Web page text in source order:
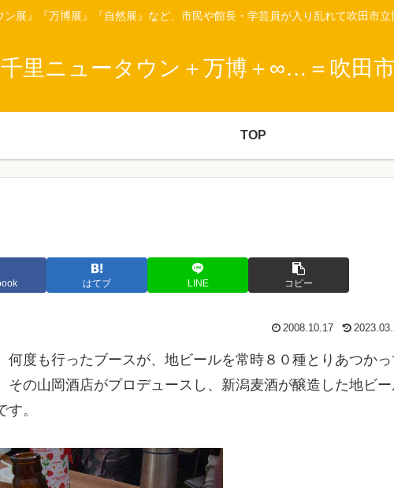
ン展』『万博展』『自然展』など、市民や館長・学芸員が入り乱れて吹田市
千里ニュータウン＋万博＋∞…＝吹田市
TOP
はてブ LINE コピー
2008.10.17
何度も行ったブースが、地ビールを常時８０種とりあつかっ
その山岡酒店がプロデュースし、新潟麦酒が醸造した地ビ
。